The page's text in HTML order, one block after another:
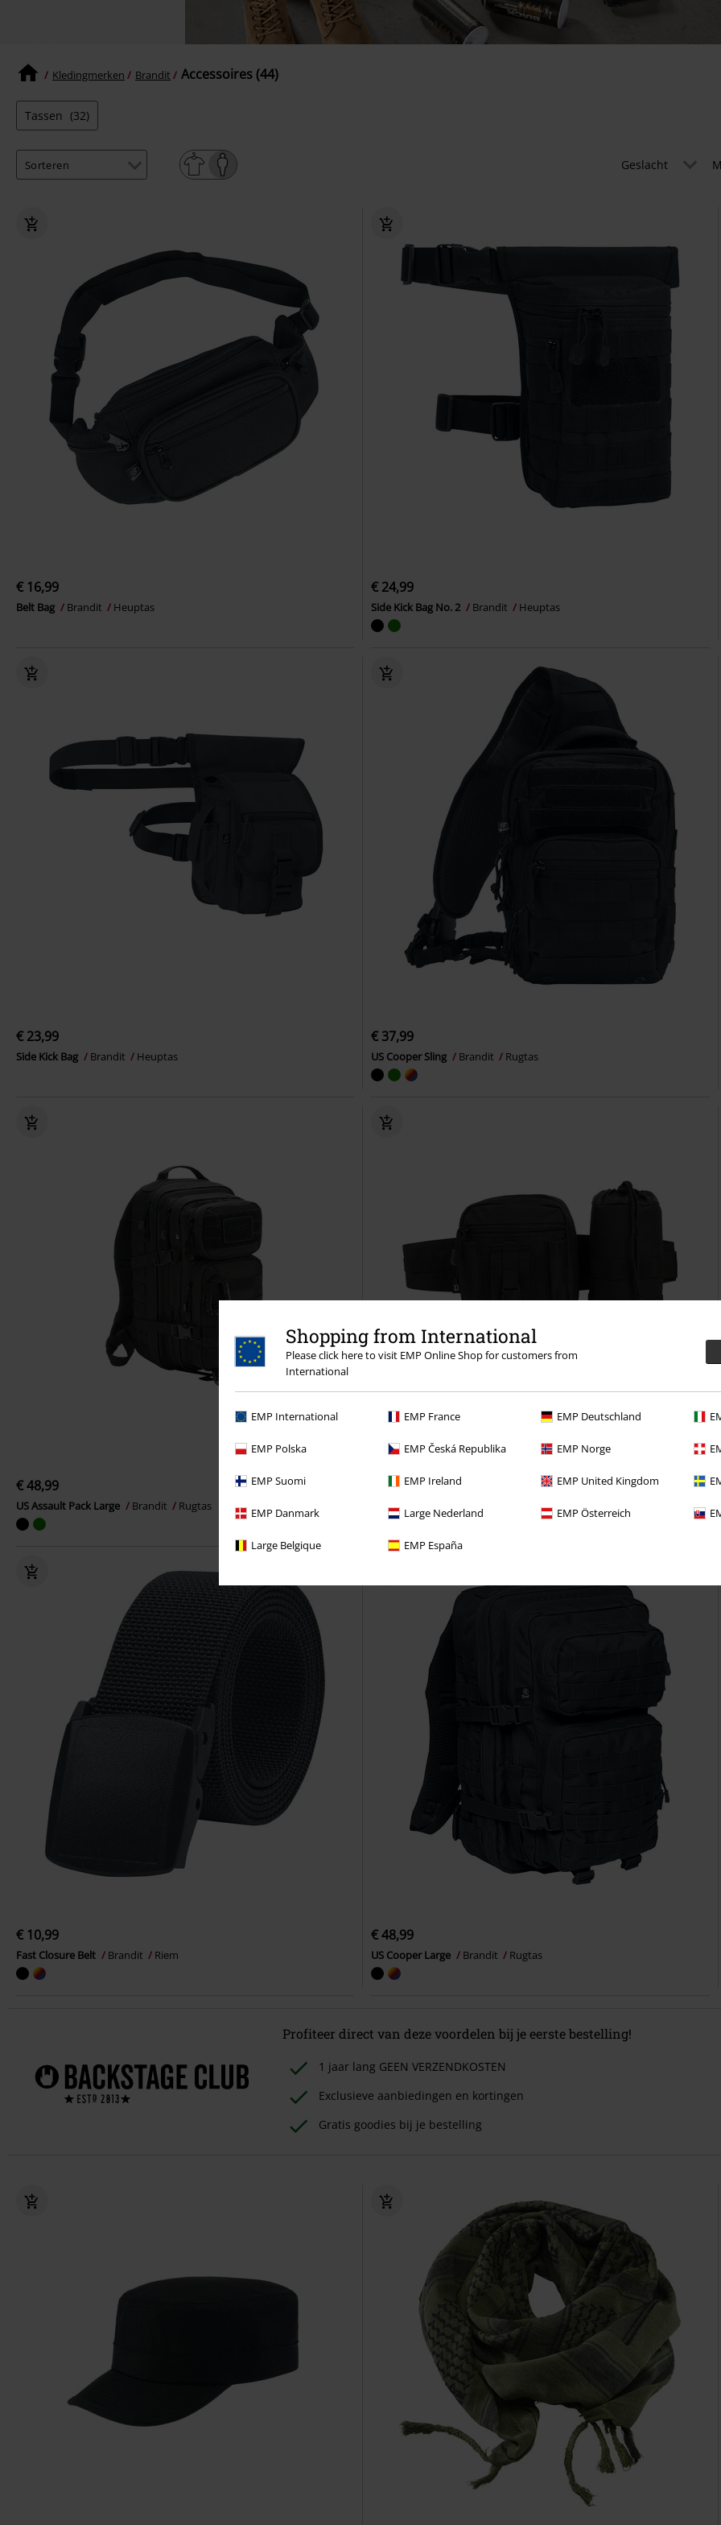
Shopping from International
Please click here to visit EMP Online Shop for customers from
International
EMP International EMP France EMP Deutschland
EMP Polska EMP Česká Republika EMP Norge
EMP Suomi EMP Ireland EMP United Kingdom
EMP Danmark Large Nederland EMP Österreich
Large Belgique EMP España
Kledingmerken Brandit Accessoires (44)
Tassen (32)
Geslacht
€ 16,99
Belt Bag Brandit Heuptas
€ 24,99
Side Kick Bag No. 2 Brandit Heuptas
€ 23,99
Side Kick Bag Brandit Heuptas
€ 37,99
US Cooper Sling Brandit Rugtas
€ 48,99
US Assault Pack Large Brandit Rugtas
€ 23,99
All-round Belt Bag Brandit Heuptas
€ 10,99
Fast Closure Belt Brandit Riem
€ 48,99
US Cooper Large Brandit Rugtas
Profiteer direct van deze voordelen bij je eerste bestelling!
1 jaar lang GEEN VERZENDKOSTEN
Exclusieve aanbiedingen en kortingen
Gratis goodies bij je bestelling